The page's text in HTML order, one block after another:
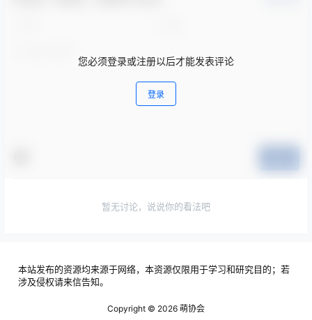
您必须登录或注册以后才能发表评论
登录
暂无讨论，说说你的看法吧
本站发布的资源均来源于网络，本资源仅限用于学习和研究目的；若
涉及侵权请来信告知。
Copyright © 2026 萌协会